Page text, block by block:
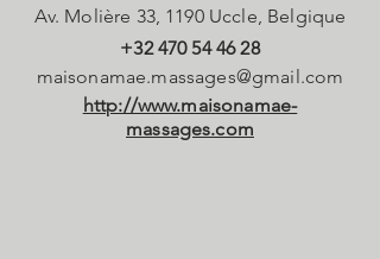
Av. Molière 33, 1190 Uccle, Belgique
+32 470 54 46 28
maisonamae.massages@gmail.com
http://www.maisonamae-
massages.com